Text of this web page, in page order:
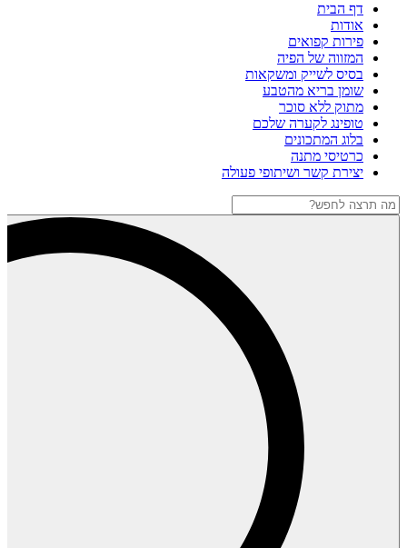
דף הבית
אודות
פירות קפואים
המזווה של הפיה
בסיס לשייק ומשקאות
שומן בריא מהטבע
מתוק ללא סוכר
טופינג לקערה שלכם
בלוג המתכונים
כרטיסי מתנה
יצירת קשר ושיתופי פעולה